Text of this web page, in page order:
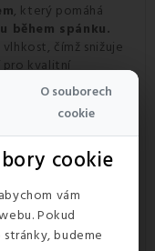
O souborech
cookie
cookie
vám
Pokud
budeme
, který pomáhá
spánku.
čímž snižuje
kvalitní
na 40 °C,